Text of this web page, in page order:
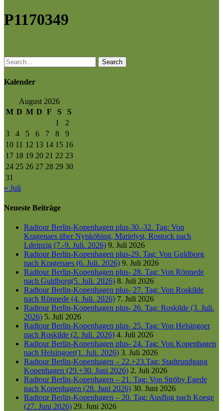
P1170349
Search
Kalender
August 2026
M D M D F S
S
1
2
3
4 5 6 7 8
9
10 11 12 13 14 15 16
17 18 19 20 21 22 23
24 25 26 27 28 29 30
31
« Juli
Neueste Beiträge
Radtour Berlin-Kopenhagen plus-30.-32. Tag: Von
Kragenaes über Nynköbing, Marielyst, Rostock nach
Ldeipzig (7.-9. Juli. 2026) 9. Juli 2026
Radtour Berlin-Kopenhagen plus-29. Tag: Von Guldborg
nach Kragenaes (6. Juli. 2026) 9. Juli 2026
Radtour Berlin-Kopenhagen plus- 28. Tag: Von Rönnede
nach Guldborg(5. Juli. 2026) 8. Juli 2026
Radtour Berlin-Kopenhagen plus- 27. Tag: Von Roskilde
nach Rönnede (4. Juli. 2026) 7. Juli 2026
Radtour Berlin-Kopenhagen plus- 26. Tag: Roskilde (3. Juli.
2026) 5. Juli 2026
Radtour Berlin-Kopenhagen plus- 25. Tag: Von Helsingoer
nach Roskilde (2. Juli. 2026) 4. Juli 2026
Radtour Berlin-Kopenhagen plus- 24. Tag: Von Kopenhagen
nach Helsingoer(1. Juli. 2026) 3. Juli 2026
Radtour Berlin-Kopenhagen – 22.+23.Tag: Stadtrundgang
Kopenhagen (29.+30. Juni 2026) 2. Juli 2026
Radtour Berlin-Kopenhagen – 21. Tag: Von Ströby Egede
nach Kopenhagen (28. Juni 2026) 30. Juni 2026
Radtour Berlin-Kopenhagen – 20. Tag: Ausflug nach Koege
(27. Juni 2026) 29. Juni 2026